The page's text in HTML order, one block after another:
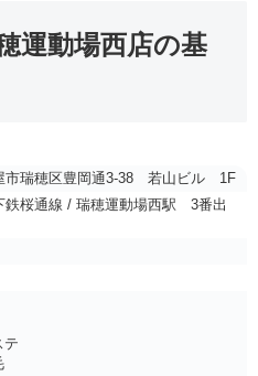
運動場西店の基
市瑞穂区豊岡通3-38 若山ビル 1F
鉄桜通線 / 瑞穂運動場西駅 3番出
テ